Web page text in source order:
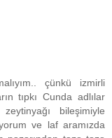
çünkü izmirli
tıpkı Cunda adlılar
bileşimiyle
ve laf aramızda